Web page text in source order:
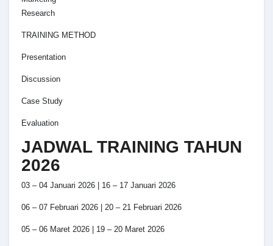
Research
TRAINING METHOD
Presentation
Discussion
Case Study
Evaluation
JADWAL TRAINING TAHUN
2026
03 – 04 Januari 2026 | 16 – 17 Januari 2026
06 – 07 Februari 2026 | 20 – 21 Februari 2026
05 – 06 Maret 2026 | 19 – 20 Maret 2026